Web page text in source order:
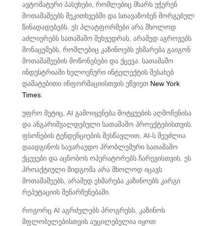
ავტომატური პასუხები, რომლებიც მხარს უჭერენ
მოთამაშეებს შეკითხვებში და სთავაზობენ მორგებულ
წინადადებებს. ეს პლატფორმები არა მხოლოდ
აძლიერებს სათამაშო შეხვედრას, არამედ აგროვებს
მონაცემებს, რომლებიც კაზინოებს ეხმარება გაიგონ
მოთამაშეების მოწონებები და ქცევა. სათამაშო
ინდუსტრიაში ხელოვნური ინტელექტის შესახებ
დამატებითი ინფორმაციისთვის ეწვიეთ New York
Times.
უფრო მეტიც, AI გამოიყენება მოტყუების აღმოჩენისა
და ანგარიშვალდებული სათამაშო პროექტებისთვის.
ფსონების ტენდენციების შესწავლით, AI-ს შეუძლია
დაადგინოს სავარაუდო პრობლემური სათამაშო
ქცევები და აცნობოს ოპერატორებს ჩარევისთვის. ეს
პროაქტიული მიდგომა არა მხოლოდ იცავს
მოთამაშეებს, არამედ ეხმარება კაზინოებს კარგი
რეპუტაციის შენარჩუნებაში.
როგორც AI აგრძელებს პროგრესს, კაზინოს
მფლობელებისთვის აუცილებელია იყოთ